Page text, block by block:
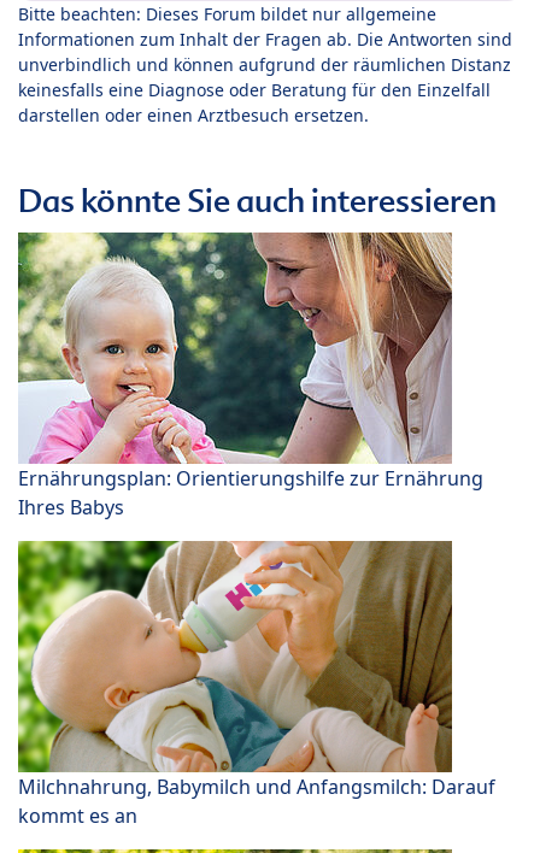
Bitte beachten: Dieses Forum bildet nur allgemeine
Informationen zum Inhalt der Fragen ab. Die Antworten sind
unverbindlich und können aufgrund der räumlichen Distanz
keinesfalls eine Diagnose oder Beratung für den Einzelfall
darstellen oder einen Arztbesuch ersetzen.
Das könnte Sie auch interessieren
Ernährungsplan: Orientierungshilfe zur Ernährung
Ihres Babys
Milchnahrung, Babymilch und Anfangsmilch: Darauf
kommt es an